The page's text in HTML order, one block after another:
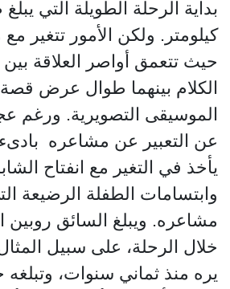
كيلومتر. ولكن الأمور تتغير
حيث تتعمق أواصر العلاقة بين
الكلام بينهما طوال عرض
الموسيقى التصويرية. ورغم
عن التعبير عن مشاعره بادىء
يأخذ في التغير مع انفتاح
وابتسامات الطفلة الرضيعة
مشاعره. ويبلغ السائق روبين
خلال الرحلة، على سبيل
يره منذ ثماني سنوات، وتبلغه